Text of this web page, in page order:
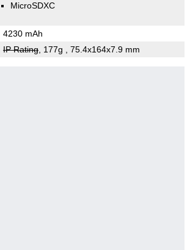
MicroSDXC
4230 mAh
IP Rating, 177g , 75.4x164x7.9 mm